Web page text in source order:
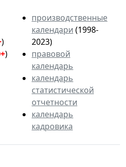
)
)
производственные
календари (1998-
2023)
правовой
календарь
календарь
статистической
отчетности
календарь
кадровика